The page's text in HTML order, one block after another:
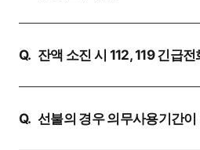
Q. 잔액 소진 시 112, 119 긴급
Q. 선불의 경우 의무사용기간이